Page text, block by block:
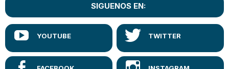
SIGUENOS EN: